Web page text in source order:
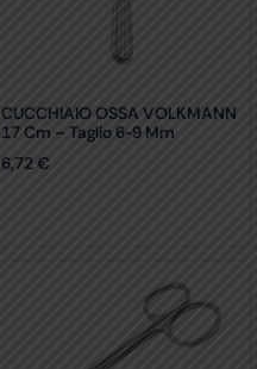
CUCCHIAIO OSSA VOLKMANN
17 Cm – Taglio 6-9 Mm
6,72€